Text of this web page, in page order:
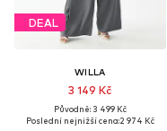
DEAL
WILLA
3 149 Kč
Původně: 3 499 Kč
Poslední nejnižší cena:2 974 Kč